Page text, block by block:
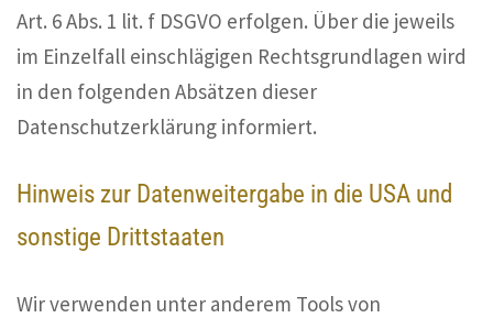
Art. 6 Abs. 1 lit. f DSGVO erfolgen. Über die jeweils
im Einzelfall einschlägigen Rechtsgrundlagen wird
in den folgenden Absätzen dieser
Datenschutzerklärung informiert.
Hinweis zur Datenweitergabe in die USA und
sonstige Drittstaaten
Wir verwenden unter anderem Tools von